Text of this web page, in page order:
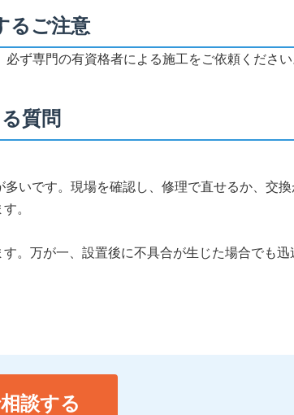
るご注意
ず専門の有資格者による施工をご依頼ください
質問
いです。現場を確認し、修理で直せるか、交
。
。万が一、設置後に不具合が生じた場合でも迅
談する